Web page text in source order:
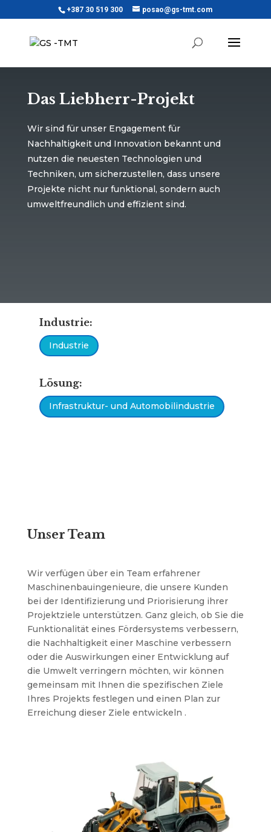
+387 30 519 300 posao@gs-tmt.com
Das Liebherr-Projekt
Wir sind für unser Engagement für
Nachhaltigkeit und Innovation bekannt und
nutzen die neuesten Technologien und
Techniken, um sicherzustellen, dass unsere
Projekte nicht nur funktional, sondern auch
umweltfreundlich und effizient sind.
Industrie:
Industrie
Lösung:
Infrastruktur- und Automobilindustrie
Unser Team
Wir verfügen über ein Team erfahrener
Maschinenbauingenieure, die unsere Kunden
bei der Identifizierung und Priorisierung ihrer
Projektziele unterstützen. Ganz gleich, ob Sie die
Funktionalität eines Fördersystems verbessern,
die Nachhaltigkeit einer Maschine verbessern
oder die Auswirkungen einer Entwicklung auf
die Umwelt verringern möchten, wir können
gemeinsam mit Ihnen die spezifischen Ziele
Ihres Projekts festlegen und einen Plan zur
Erreichung dieser Ziele entwickeln .